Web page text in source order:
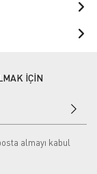
İÇİN
almayı kabul